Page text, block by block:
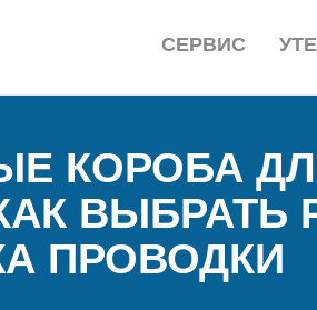
СЕРВИС
КОРОБА
ВЫБРАТЬ
ПРОВОДКИ